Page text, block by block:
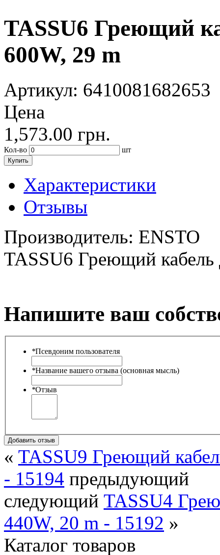
TASSU6 Греющий
600W, 29 m
Артикул: 6410081682653
Цена
1,573.00 грн.
Кол-во шт
Купить
Характеристики
Отзывы
Производитель: ENSTO
TASSU6 Греющий кабель
Напишите ваш
*Псевдоним пользователя
*Название вашего отзыва (основная мысль)
*Отзыв
Добавить отзыв
« TASSU9 Греющий
- 15194 предыдующий
следующий TASSU4
440W, 20 m - 15192 »
Каталог товаров